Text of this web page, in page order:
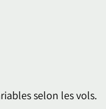
selon les vols.